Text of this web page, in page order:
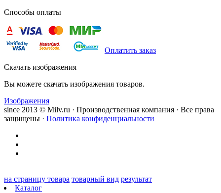
Способы оплаты
Оплатить заказ
Скачать изображения
Вы можете скачать изображения товаров.
Изображения
since 2013 © Milv.ru · Производственная компания · Все права
защищены · Политика конфиденциальности
на страницу товара товарный вид результат
Каталог